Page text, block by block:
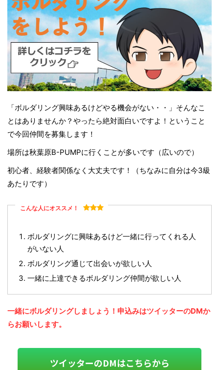
「ボルダリング興味あるけどやる機会がない・・」そんなこ
とはありませんか？やったら絶対面白いですよ！ということ
で今回仲間を募集します！
場所は秋葉原B-PUMPに行くことが多いです（広いので）
初心者、経験者関係なく大丈夫です！（ちなみに自分は今3級
あたりです）
こんな人にオススメ！
ボルダリングに興味あるけど一緒に行ってくれる人
がいない人
ボルダリング通じて出会いが欲しい人
一緒に上達できるボルダリング仲間が欲しい人
一緒にボルダリングしましょう！申込みはツイッターのDMか
らお願いします。
ツイッターのDMはこちらから